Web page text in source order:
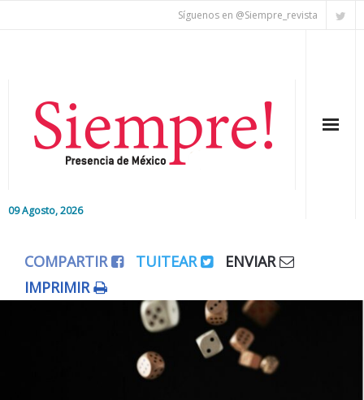
Síguenos en @Siempre_revista
09 Agosto, 2026
Editorial
COMPARTIR TUITEAR
ENVIAR
IMPRIMIR